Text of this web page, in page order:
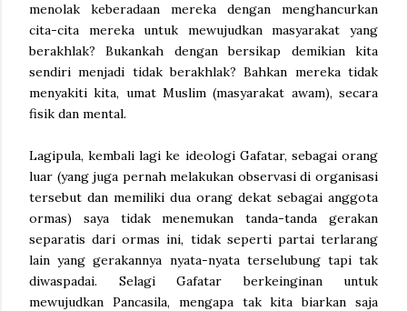
menolak keberadaan mereka dengan menghancurkan
cita-cita mereka untuk mewujudkan masyarakat yang
berakhlak? Bukankah dengan bersikap demikian kita
sendiri menjadi tidak berakhlak? Bahkan mereka tidak
menyakiti kita, umat Muslim (masyarakat awam), secara
fisik dan mental.
Lagipula, kembali lagi ke ideologi Gafatar, sebagai orang
luar (yang juga pernah melakukan observasi di organisasi
tersebut dan memiliki dua orang dekat sebagai anggota
ormas) saya tidak menemukan tanda-tanda gerakan
separatis dari ormas ini, tidak seperti partai terlarang
lain yang gerakannya nyata-nyata terselubung tapi tak
diwaspadai. Selagi Gafatar berkeinginan untuk
mewujudkan Pancasila, mengapa tak kita biarkan saja